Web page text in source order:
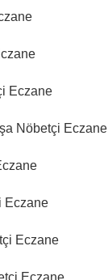
Eczane
Nöbetçi Eczane
Eczane
Eczane
Eczane